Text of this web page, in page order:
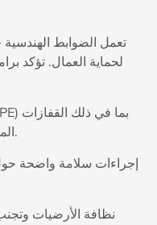
تعمل الضوابط
لحماية العمال. تؤكد
المقاومة للحرارة، ودروع الوجه، والمآزر.
إجراءات سلامة واضحة
نظافة الأرضيات